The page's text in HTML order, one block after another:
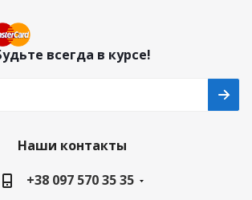
всегда в курсе!
Наши контакты
+38 097 570 35 35